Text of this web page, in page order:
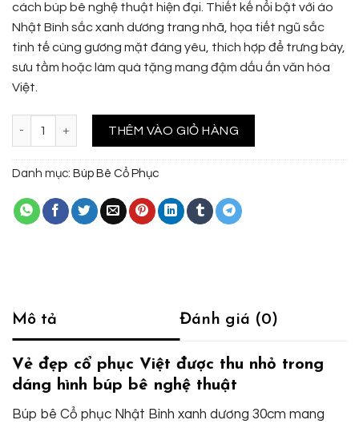
cách búp bê nghệ thuật hiện đại. Thiết kế nổi bật với áo
Nhật Bình sắc xanh dương trang nhã, họa tiết ngũ sắc
tinh tế cùng gương mặt đáng yêu, thích hợp để trưng bày,
sưu tầm hoặc làm quà tặng mang đậm dấu ấn văn hóa
Việt.
Búp bê Cổ phục Nhật Bình xanh dương 30cm số lượng
THÊM VÀO GIỎ HÀNG
Danh mục: Búp Bê Cổ Phục
Mô tả Đánh giá (0)
Vẻ đẹp cổ phục Việt được thu nhỏ trong
dáng hình búp bê nghệ thuật
Búp bê Cổ phục Nhật Bình xanh dương 30cm mang